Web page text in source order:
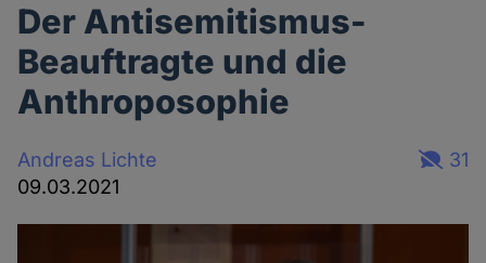
Der Antisemitismus-
Beauftragte und die
Anthroposophie
Andreas Lichte
09.03.2021
31